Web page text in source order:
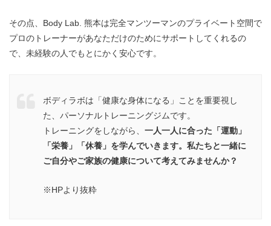
その点、Body Lab. 熊本は完全マンツーマンのプライベート空間で
プロのトレーナーがあなただけのためにサポートしてくれるの
で、未経験の人でもとにかく安心です。
ボディラボは「健康な身体になる」ことを重要視し
た、パーソナルトレーニングジムです。
トレーニングをしながら、 一人一人に合った「運動」
「栄養」「休養」を学んでいきます。私たちと一緒に
ご自分やご家族の健康について考えてみませんか？
※HPより抜粋